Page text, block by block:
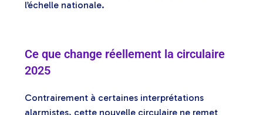
l’échelle nationale.
Ce que change réellement la circulaire
2025
Contrairement à certaines interprétations
alarmistes, cette nouvelle circulaire ne remet